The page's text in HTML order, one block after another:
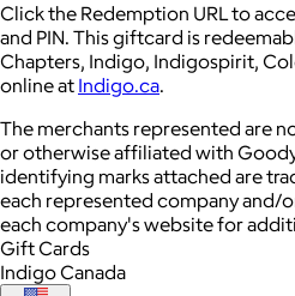
Click the Redemption URL to
and PIN. This giftcard is
Chapters, Indigo, Indigospirit,
online at Indigo.ca.
The merchants represented are
or otherwise affiliated with
identifying marks attached are
each represented company and/
each company's website for
Gift Cards
Indigo Canada